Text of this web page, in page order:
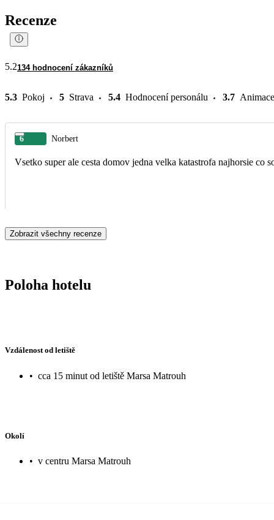
Recenze
5.2134 hodnocení zákazníků
5.3 Pokoj 5 Strava 5.4 Hodnocení personálu 3.7 Animace
6 Norbert
Vsetko super ale cesta domov jedna velka katastrofa najhorsie co
Zobrazit všechny recenze
Poloha hotelu
Vzdálenost od letiště
• cca 15 minut od letiště Marsa Matrouh
Okolí
• v centru Marsa Matrouh